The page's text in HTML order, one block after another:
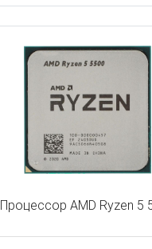
Процессор AMD Ryzen 5